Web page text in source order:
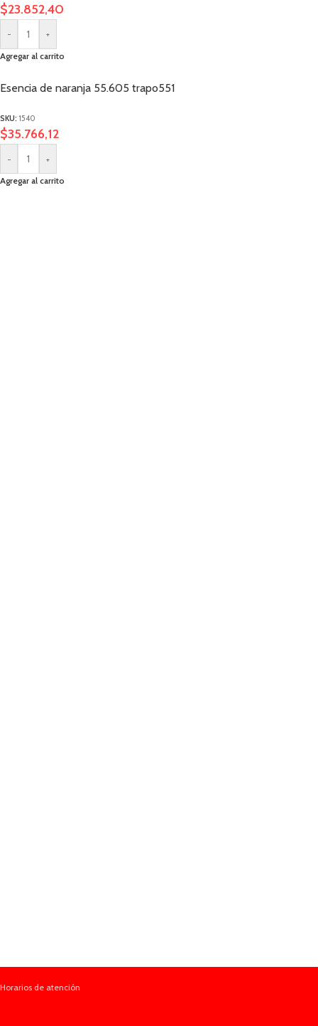
$23.852,40
- +
Agregar al carrito
Esencia de naranja 55.605 trapo551
SKU: 1540
$35.766,12
- +
Agregar al carrito
Horarios de atención